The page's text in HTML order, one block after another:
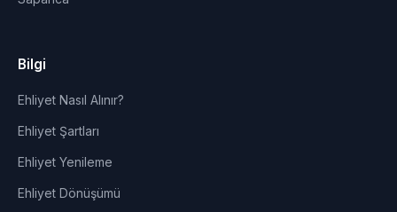
Bilgi
Ehliyet Nasıl Alınır?
Ehliyet Şartları
Ehliyet Yenileme
Ehliyet Dönüşümü